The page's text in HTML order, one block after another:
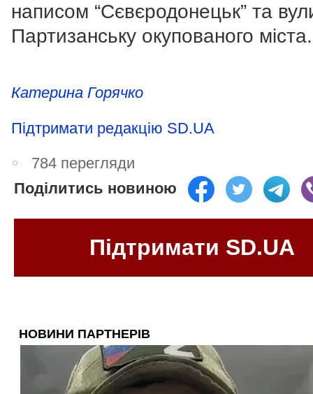
написом “Сєвєродонецьк” та
Партизанську окупованого міста.
Катерина Горячко
Підтримати редакцію SD.UA
784 перегляди
Поділитись новиною
Підтримати SD.UA